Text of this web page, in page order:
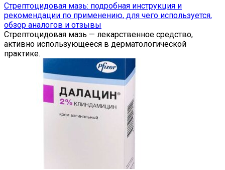
Стрептоцидовая мазь: подробная инструкция и
рекомендации по применению, для чего используется,
обзор аналогов и отзывы
Стрептоцидовая мазь — лекарственное средство,
активно использующееся в дерматологической
практике.